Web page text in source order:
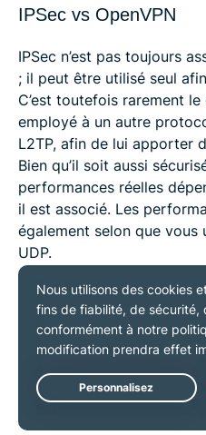
IPSec vs OpenVPN
IPSec n’est pas toujours
; il peut être utilisé seul
C’est toutefois rarement
employé à un autre
L2TP, afin de lui apporter
Bien qu’il soit aussi
performances réelles
il est associé. Les
également selon que vous
UDP.
IKEv2 vs OpenVPN
Techniquement, IKEv2 ne
chiffrement, mais la
souvent cette